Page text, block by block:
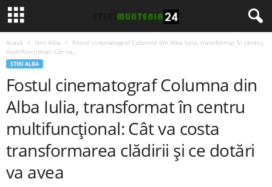
Acasă Stiri Alba
Fostul cinematograf Columna din Alba Iulia, transformat în centru
multifuncțional: Cât va...
STIRI ALBA
Fostul cinematograf Columna din
Alba Iulia, transformat în centru
multifuncțional: Cât va costa
transformarea clădirii și ce dotări
va avea